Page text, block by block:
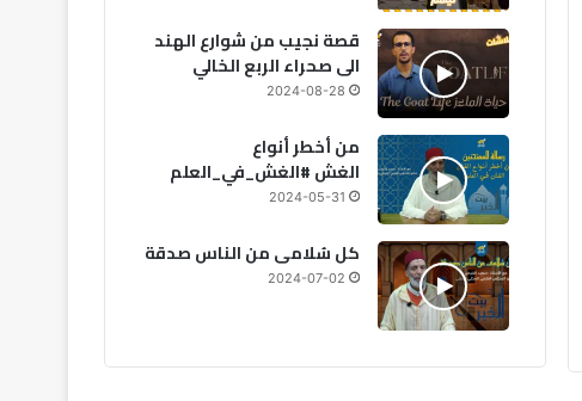
قصة نجيب من شوارع الهند
الى صحراء الربع الخالي
2024-08-28
من أخطر أنواع
الغش #الغش_في_العلم
2024-05-31
كل سُلامى من الناس صدقة
2024-07-02